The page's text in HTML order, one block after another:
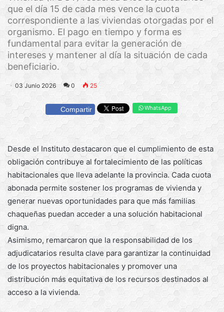
que el día 15 de cada mes vence la cuota
correspondiente a las viviendas otorgadas por el
organismo. El pago en tiempo y forma es
fundamental para evitar la generación de
intereses y mantener al día la situación de cada
beneficiario.
03 Junio 2026 0 25
Compartir WhatsApp
Desde el Instituto destacaron que el cumplimiento de esta
obligación contribuye al fortalecimiento de las políticas
habitacionales que lleva adelante la provincia. Cada cuota
abonada permite sostener los programas de vivienda y
generar nuevas oportunidades para que más familias
chaqueñas puedan acceder a una solución habitacional
digna.
Asimismo, remarcaron que la responsabilidad de los
adjudicatarios resulta clave para garantizar la continuidad
de los proyectos habitacionales y promover una
distribución más equitativa de los recursos destinados al
acceso a la vivienda.